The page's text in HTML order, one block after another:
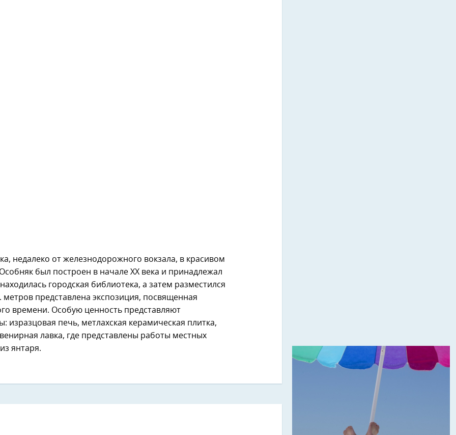
недалеко от железнодорожного вокзала, в красивом
был построен в начале XX века и принадлежал
городская библиотека, а затем разместился
представлена экспозиция, посвященная
времени. Особую ценность представляют
печь, метлахская керамическая плитка,
лавка, где представлены работы местных
янтаря.